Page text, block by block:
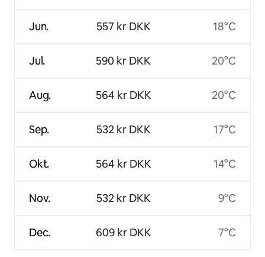
Jun.
Jul.
Aug.
Sep.
Okt.
Nov.
Dec.
557 kr DKK
590 kr DKK
564 kr DKK
532 kr DKK
564 kr DKK
532 kr DKK
609 kr DKK
18°C
20°C
20°C
17°C
14°C
9°C
7°C